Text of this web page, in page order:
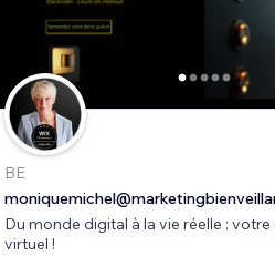
BE
Du monde digital à la vie réelle :
virtuel !